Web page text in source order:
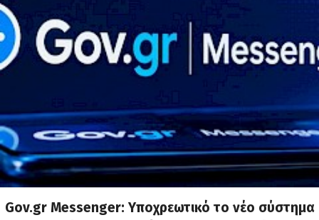
Gov.gr Messenger: Υποχρεωτικό το νέο σύστημα